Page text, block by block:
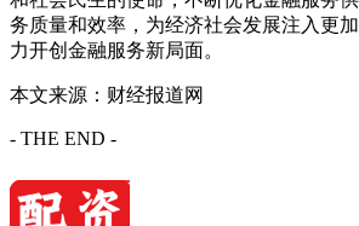
务质量和效率，为经济社会发展注入更
力开创金融服务新局面。
本文来源：财经报道网
- THE END -